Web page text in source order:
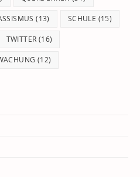
(13) SCHULE (15)
TWITTER (16)
(12)